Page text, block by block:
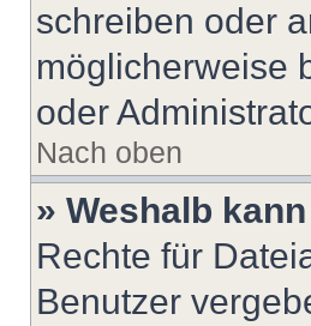
schreiben oder
möglicherweise
oder
Nach oben
» Weshalb
Rechte für
Benutzer